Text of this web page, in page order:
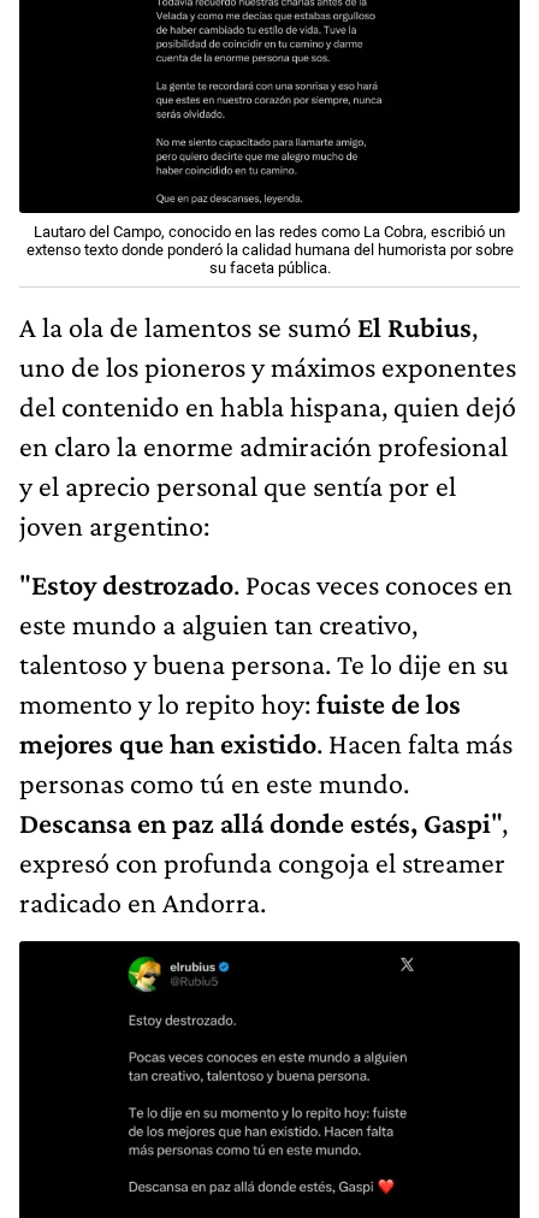
Lautaro del Campo, conocido en las redes como La Cobra, escribió un
extenso texto donde ponderó la calidad humana del humorista por sobre
su faceta pública.
A la ola de lamentos se sumó El Rubius,
uno de los pioneros y máximos exponentes
del contenido en habla hispana, quien dejó
en claro la enorme admiración profesional
y el aprecio personal que sentía por el
joven argentino:
"Estoy destrozado. Pocas veces conoces en
este mundo a alguien tan creativo,
talentoso y buena persona. Te lo dije en su
momento y lo repito hoy:fuiste de los
mejores que han existido. Hacen falta más
personas como tú en este mundo.
Descansa en paz allá donde estés, Gaspi",
expresó con profunda congoja el streamer
radicado en Andorra.